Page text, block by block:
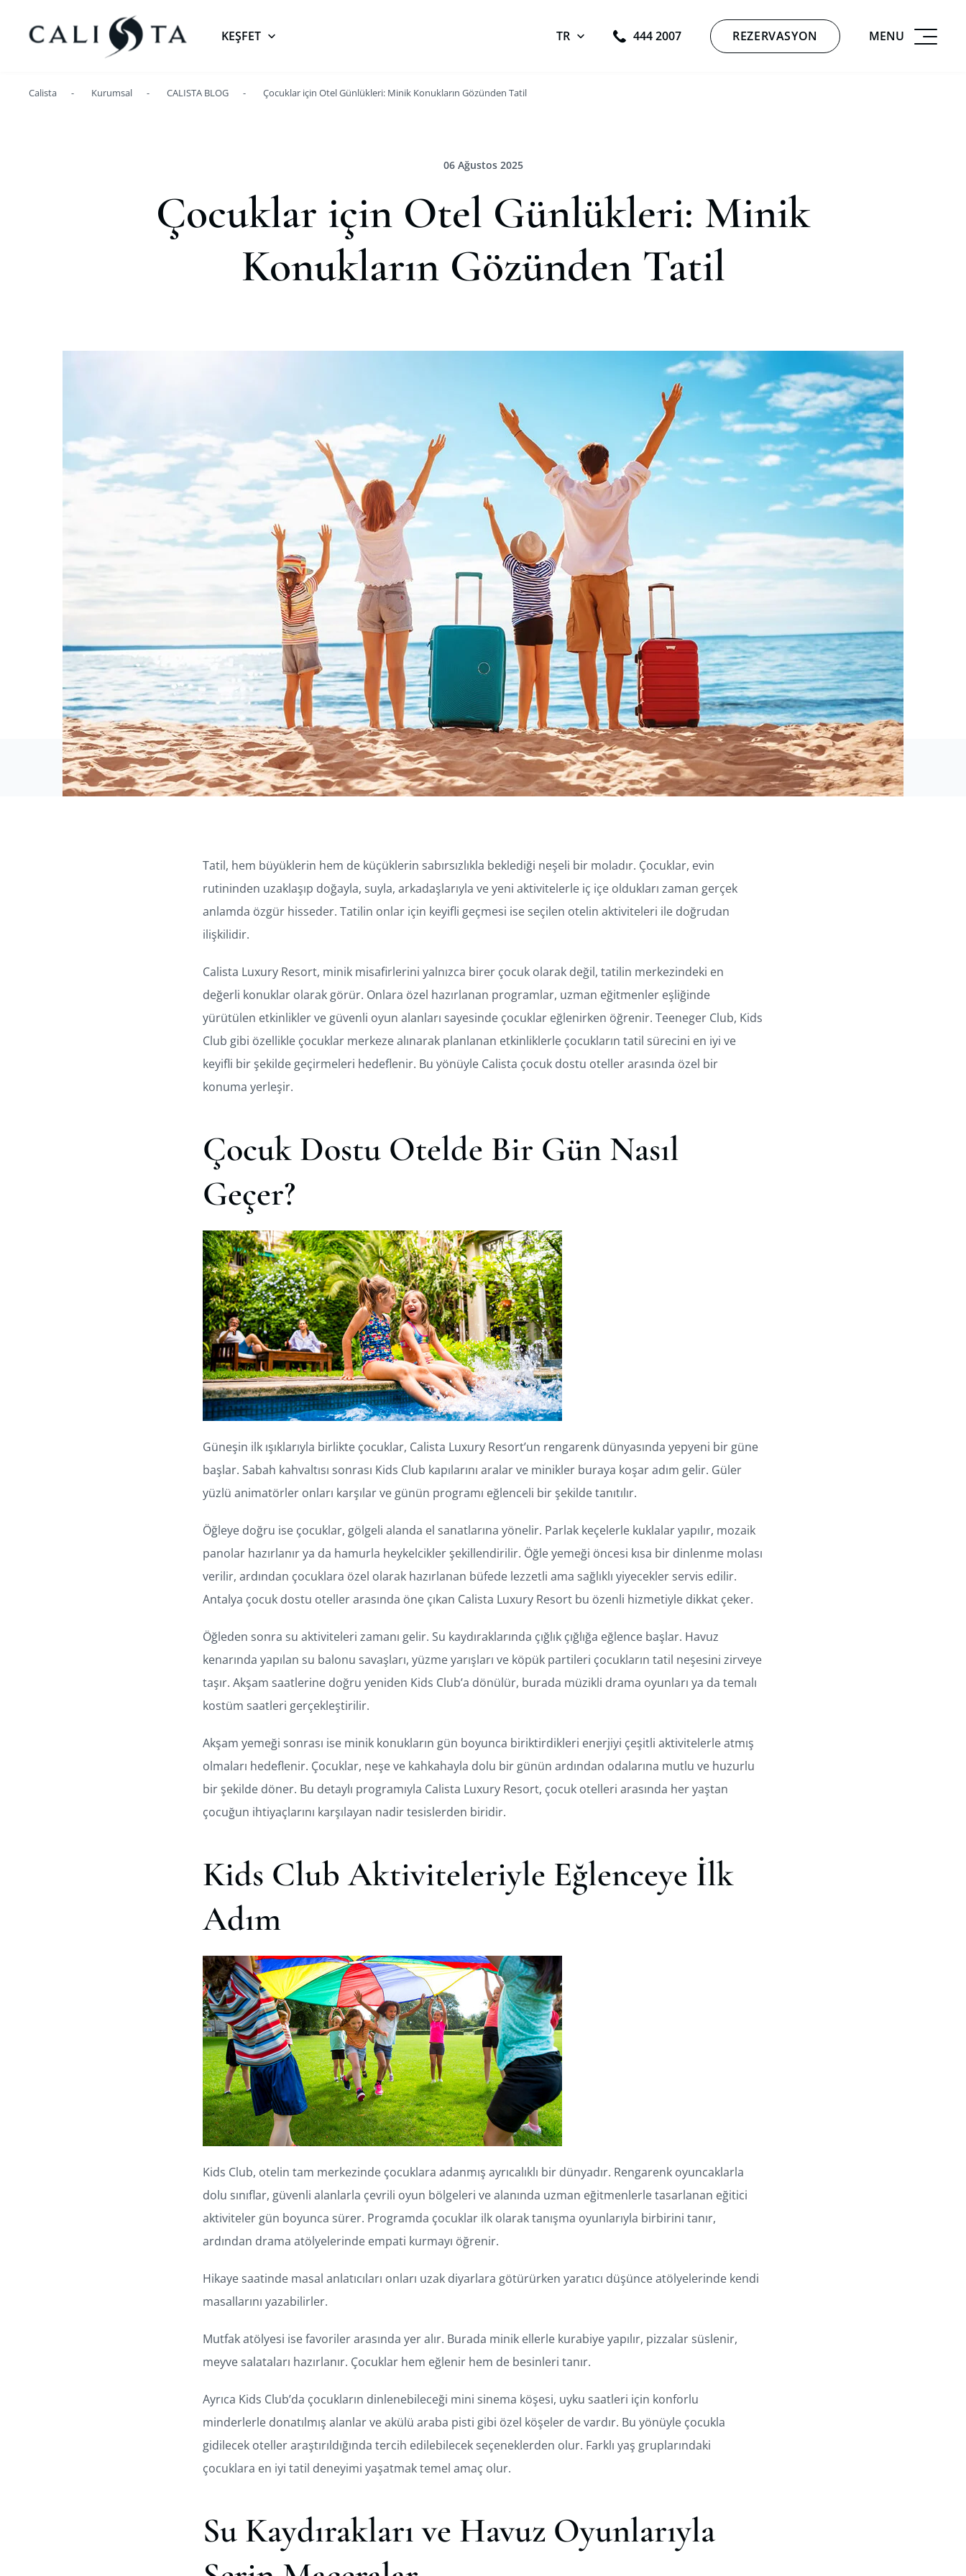
KEŞFET TR 444 2007 REZERVASYON MENU
Çocuklar için Otel Günlükleri: Minik Konukların Gözünden Tatil
CALISTA BLOG
Kurumsal
Calista
06 Ağustos 2025
Çocuklar için Otel Günlükleri: Minik
Konukların Gözünden Tatil
Tatil, hem büyüklerin hem de küçüklerin sabırsızlıkla beklediği neşeli bir moladır. Çocuklar, evin
rutininden uzaklaşıp doğayla, suyla, arkadaşlarıyla ve yeni aktivitelerle iç içe oldukları zaman gerçek
anlamda özgür hisseder. Tatilin onlar için keyifli geçmesi ise seçilen otelin aktiviteleri ile doğrudan
ilişkilidir.
Calista Luxury Resort, minik misafirlerini yalnızca birer çocuk olarak değil, tatilin merkezindeki en
değerli konuklar olarak görür. Onlara özel hazırlanan programlar, uzman eğitmenler eşliğinde
yürütülen etkinlikler ve güvenli oyun alanları sayesinde çocuklar eğlenirken öğrenir. Teeneger Club, Kids
Club gibi özellikle çocuklar merkeze alınarak planlanan etkinliklerle çocukların tatil sürecini en iyi ve
keyifli bir şekilde geçirmeleri hedeflenir. Bu yönüyle Calista çocuk dostu oteller arasında özel bir
konuma yerleşir.
Çocuk Dostu Otelde Bir Gün Nasıl
Geçer?
Güneşin ilk ışıklarıyla birlikte çocuklar, Calista Luxury Resort’un rengarenk dünyasında yepyeni bir güne
başlar. Sabah kahvaltısı sonrası Kids Club kapılarını aralar ve minikler buraya koşar adım gelir. Güler
yüzlü animatörler onları karşılar ve günün programı eğlenceli bir şekilde tanıtılır.
Öğleye doğru ise çocuklar, gölgeli alanda el sanatlarına yönelir. Parlak keçelerle kuklalar yapılır, mozaik
panolar hazırlanır ya da hamurla heykelcikler şekillendirilir. Öğle yemeği öncesi kısa bir dinlenme molası
verilir, ardından çocuklara özel olarak hazırlanan büfede lezzetli ama sağlıklı yiyecekler servis edilir.
Antalya çocuk dostu oteller arasında öne çıkan Calista Luxury Resort bu özenli hizmetiyle dikkat çeker.
Öğleden sonra su aktiviteleri zamanı gelir. Su kaydıraklarında çığlık çığlığa eğlence başlar. Havuz
kenarında yapılan su balonu savaşları, yüzme yarışları ve köpük partileri çocukların tatil neşesini zirveye
taşır. Akşam saatlerine doğru yeniden Kids Club’a dönülür, burada müzikli drama oyunları ya da temalı
kostüm saatleri gerçekleştirilir.
Akşam yemeği sonrası ise minik konukların gün boyunca biriktirdikleri enerjiyi çeşitli aktivitelerle atmış
olmaları hedeflenir. Çocuklar, neşe ve kahkahayla dolu bir günün ardından odalarına mutlu ve huzurlu
bir şekilde döner. Bu detaylı programıyla Calista Luxury Resort, çocuk otelleri arasında her yaştan
çocuğun ihtiyaçlarını karşılayan nadir tesislerden biridir.
Kids Club Aktiviteleriyle Eğlenceye İlk
Adım
Kids Club, otelin tam merkezinde çocuklara adanmış ayrıcalıklı bir dünyadır. Rengarenk oyuncaklarla
dolu sınıflar, güvenli alanlarla çevrili oyun bölgeleri ve alanında uzman eğitmenlerle tasarlanan eğitici
aktiviteler gün boyunca sürer. Programda çocuklar ilk olarak tanışma oyunlarıyla birbirini tanır,
ardından drama atölyelerinde empati kurmayı öğrenir.
Hikaye saatinde masal anlatıcıları onları uzak diyarlara götürürken yaratıcı düşünce atölyelerinde kendi
masallarını yazabilirler.
Mutfak atölyesi ise favoriler arasında yer alır. Burada minik ellerle kurabiye yapılır, pizzalar süslenir,
meyve salataları hazırlanır. Çocuklar hem eğlenir hem de besinleri tanır.
Ayrıca Kids Club’da çocukların dinlenebileceği mini sinema köşesi, uyku saatleri için konforlu
minderlerle donatılmış alanlar ve akülü araba pisti gibi özel köşeler de vardır. Bu yönüyle çocukla
gidilecek oteller araştırıldığında tercih edilebilecek seçeneklerden olur. Farklı yaş gruplarındaki
çocuklara en iyi tatil deneyimi yaşatmak temel amaç olur.
Su Kaydırakları ve Havuz Oyunlarıyla